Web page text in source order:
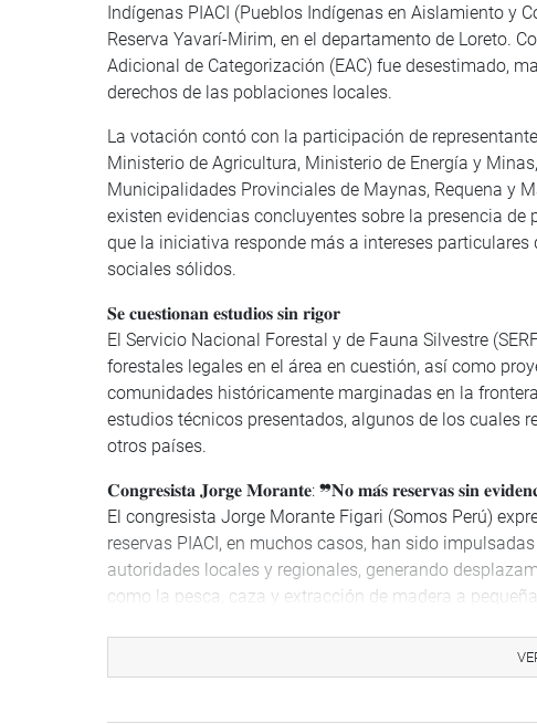
Indígenas PIACI (Pueblos Indígenas en Aislamiento y
Reserva Yavarí-Mirim, en el departamento de Loreto.
Adicional de Categorización (EAC) fue desestimado,
derechos de las poblaciones locales.
La votación contó con la participación de
Ministerio de Agricultura, Ministerio de Energía y
Municipalidades Provinciales de Maynas, Requena y
existen evidencias concluyentes sobre la presencia
que la iniciativa responde más a intereses
sociales sólidos.
𝐒𝐞 𝐜𝐮𝐞𝐬𝐭𝐢𝐨𝐧𝐚𝐧 𝐞𝐬𝐭𝐮𝐝𝐢𝐨𝐬 𝐬𝐢𝐧 𝐫𝐢𝐠𝐨𝐫
El Servicio Nacional Forestal y de Fauna Silvestre
forestales legales en el área en cuestión, así como
comunidades históricamente marginadas en la
estudios técnicos presentados, algunos de los cuales
otros países.
𝐂𝐨𝐧𝐠𝐫𝐞𝐬𝐢𝐬𝐭𝐚 𝐉𝐨𝐫𝐠𝐞 𝐌𝐨𝐫𝐚𝐧𝐭𝐞: ❞𝐍𝐨 𝐦𝐚́𝐬 𝐫𝐞𝐬𝐞𝐫𝐯𝐚𝐬 𝐬𝐢𝐧
El congresista Jorge Morante Figari (Somos Perú)
reservas PIACI, en muchos casos, han sido
autoridades locales y regionales, generando
como la pesca, caza y extracción de madera a pequeña
“No podemos seguir permitiendo que desde Lima se
población amazónica. Estas reservas han sido